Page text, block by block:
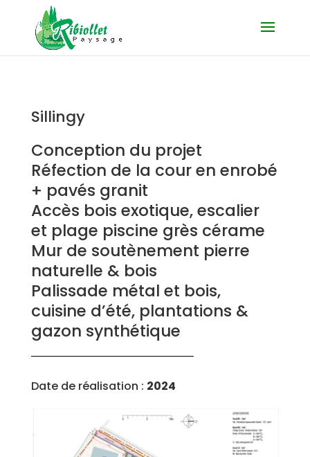
Sillingy
Conception du projet
Réfection de la cour en enrobé
+ pavés granit
Accès bois exotique, escalier
et plage piscine grès cérame
Mur de soutènement pierre
naturelle & bois
Palissade métal et bois,
cuisine d’été, plantations &
gazon synthétique
Date de réalisation : 2024